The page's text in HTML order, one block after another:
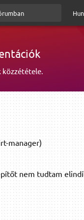
közzététele.
manager)
nem tudtam